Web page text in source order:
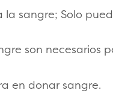
la sangre; Solo
son necesarios
en donar sangre.